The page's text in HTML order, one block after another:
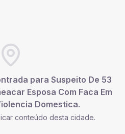
para Suspeito De 53
Esposa Com Faca Em
Domestica.
conteúdo desta cidade.